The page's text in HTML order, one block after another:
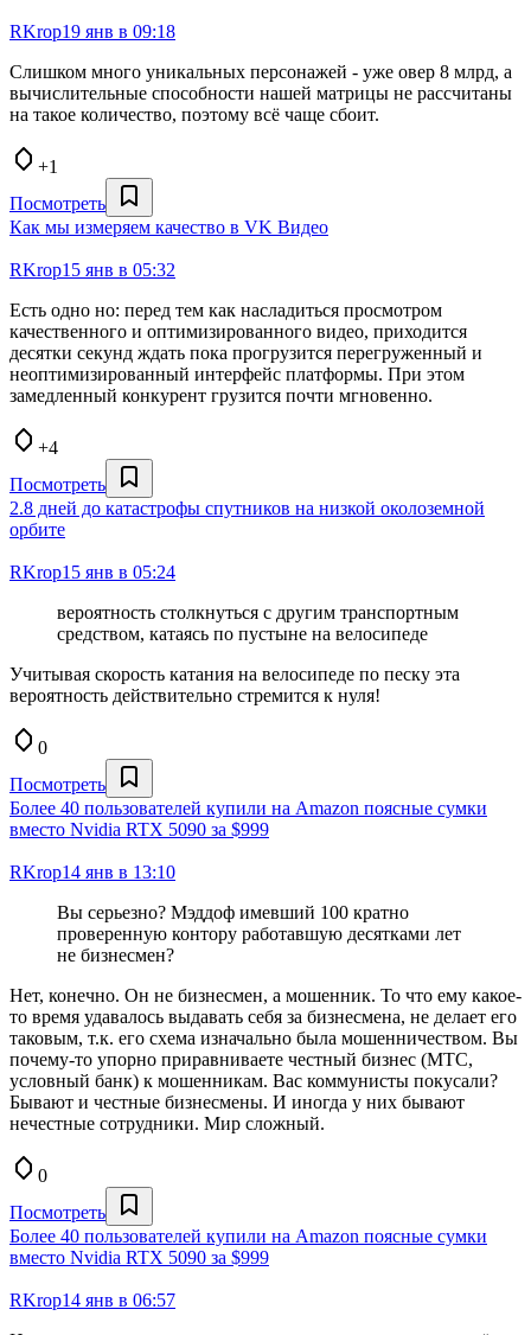
RKrop19 янв в 09:18
Слишком много уникальных персонажей - уже овер 8 млрд, а
вычислительные способности нашей матрицы не рассчитаны
на такое количество, поэтому всё чаще сбоит.
+1
Посмотреть
Как мы измеряем качество в VK Видео
RKrop15 янв в 05:32
Есть одно но: перед тем как насладиться просмотром
качественного и оптимизированного видео, приходится
десятки секунд ждать пока прогрузится перегруженный и
неоптимизированный интерфейс платформы. При этом
замедленный конкурент грузится почти мгновенно.
+4
Посмотреть
2.8 дней до катастрофы спутников на низкой околоземной
орбите
RKrop15 янв в 05:24
вероятность столкнуться с другим транспортным
средством, катаясь по пустыне на велосипеде
Учитывая скорость катания на велосипеде по песку эта
вероятность действительно стремится к нуля!
0
Посмотреть
Более 40 пользователей купили на Amazon поясные сумки
вместо Nvidia RTX 5090 за $999
RKrop14 янв в 13:10
Вы серьезно? Мэддоф имевший 100 кратно
проверенную контору работавшую десятками лет
не бизнесмен?
Нет, конечно. Он не бизнесмен, а мошенник. То что ему какое-
то время удавалось выдавать себя за бизнесмена, не делает его
таковым, т.к. его схема изначально была мошенничеством. Вы
почему-то упорно приравниваете честный бизнес (МТС,
условный банк) к мошенникам. Вас коммунисты покусали?
Бывают и честные бизнесмены. И иногда у них бывают
нечестные сотрудники. Мир сложный.
0
Посмотреть
Более 40 пользователей купили на Amazon поясные сумки
вместо Nvidia RTX 5090 за $999
RKrop14 янв в 06:57